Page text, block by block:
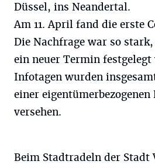
Düssel, ins Neandertal.
Am 11. April fand die erste
Die Nachfrage war so
ein neuer Termin
Infotagen wurden
einer eigentümerbezogenen
versehen.
Beim Stadtradeln der Stadt